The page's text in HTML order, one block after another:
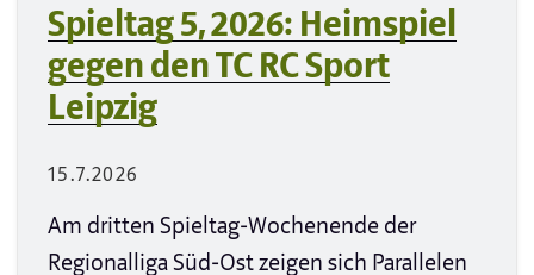
Spieltag 5, 2026: Heimspiel
gegen den TC RC Sport
Leipzig
15.7.2026
Am dritten Spieltag-Wochenende der
Regionalliga Süd-Ost zeigen sich Parallelen